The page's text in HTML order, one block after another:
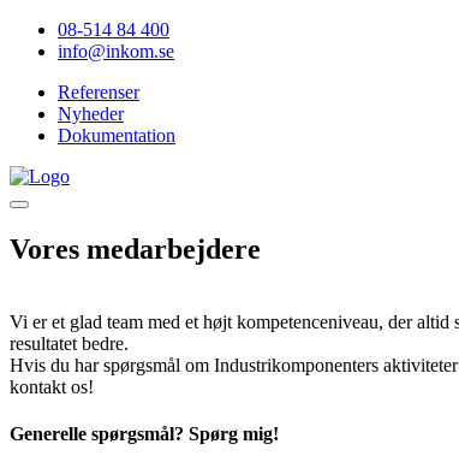
08-514 84 400
info@inkom.se
Referenser
Nyheder
Dokumentation
Vores medarbejdere
Vi er et glad team med et højt kompetenceniveau, der
resultatet bedre.
Hvis du har spørgsmål om Industrikomponenters
kontakt os!
Generelle spørgsmål? Spørg mig!